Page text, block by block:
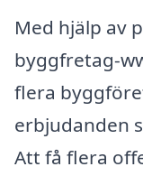
Med hjälp av
byggfretag-
flera
erbjudanden
Att få flera